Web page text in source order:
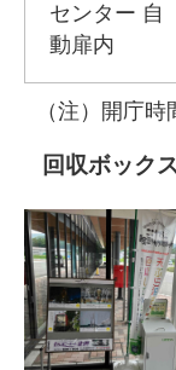
センター 自
動扉内
（注）開庁
回収ボックス